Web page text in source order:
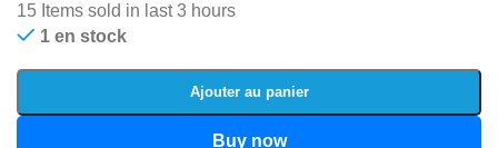
15 Items sold in last 3 hours
1 en stock
Ajouter au panier
Buy now